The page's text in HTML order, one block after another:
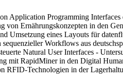
Application Programming Interfaces
von Ernährungskonzepten in den
Umsetzung eines Layouts für
Workflows aus
Natural User Interfaces -
mit RapidMiner in den Digital
RFID-Technologien in der